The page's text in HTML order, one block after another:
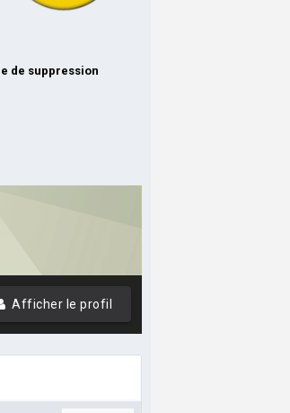
de suppression
Afficher le profil